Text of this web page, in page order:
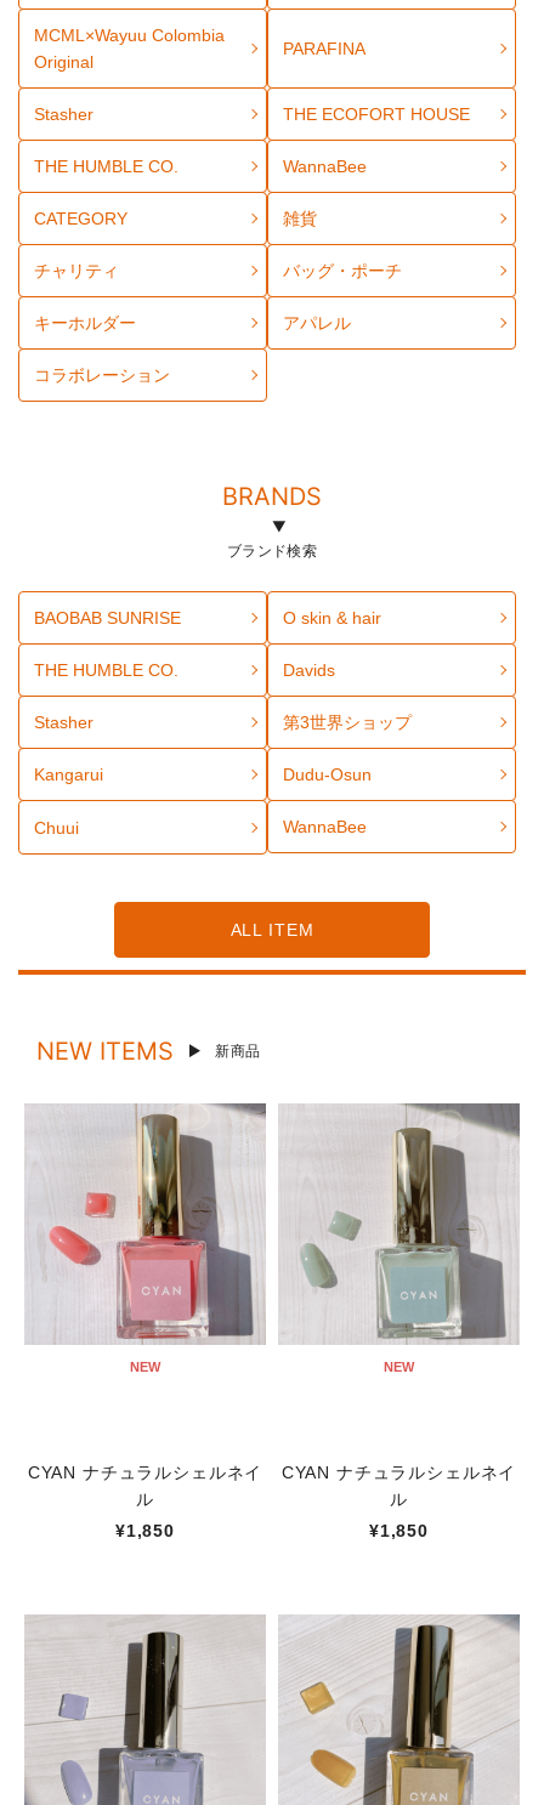
MCML×Wayuu Colombia
Original
PARAFINA
Stasher THE ECOFORT HOUSE
THE HUMBLE CO. WannaBee
CATEGORY 雑貨
チャリティ バッグ・ポーチ
キーホルダー アパレル
コラボレーション
BRANDS
ブランド検索
BAOBAB SUNRISE O skin & hair
THE HUMBLE CO. Davids
Stasher 第3世界ショップ
Kangarui Dudu-Osun
Chuui WannaBee
ALL ITEM
NEW ITEMS 新商品
NEW
CYAN ナチュラルシェルネイ
ル
¥1,850
NEW
CYAN ナチュラルシェルネイ
ル
¥1,850